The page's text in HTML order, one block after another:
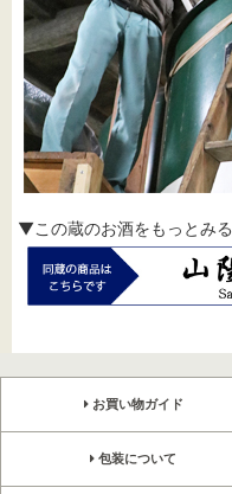
▼この蔵のお酒をもっとみる
お買い物ガイド
包装について